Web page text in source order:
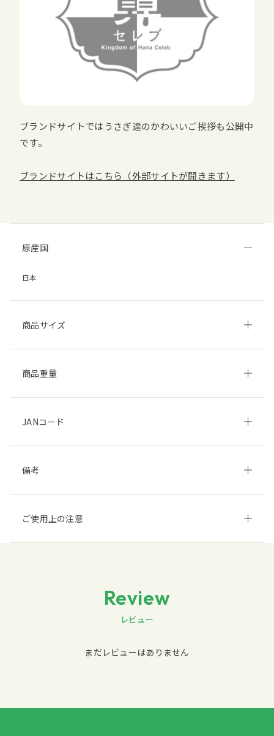
ブランドサイトではうさぎ達のかわいいご挨拶も公開中
です。
ブランドサイトはこちら（外部サイトが開きます）
原産国
日本
商品サイズ
商品重量
JANコード
備考
ご使用上の注意
Review
レビュー
まだレビューはありません